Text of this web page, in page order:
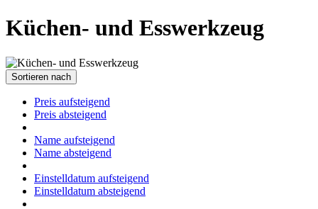
Küchen- und Esswerkzeug
Sortieren nach
Preis aufsteigend
Preis absteigend
Name aufsteigend
Name absteigend
Einstelldatum aufsteigend
Einstelldatum absteigend